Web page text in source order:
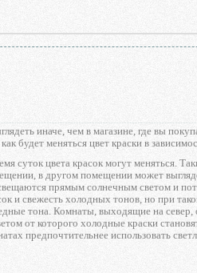
иначе, чем в магазине, где вы
будет меняться цвет краски в
суток цвета красок могут меняться.
в другом помещении может
прямым солнечным светом и
и свежесть холодных тонов, но при
тона. Комнаты, выходящие на
от которого холодные краски
предпочтительнее использовать